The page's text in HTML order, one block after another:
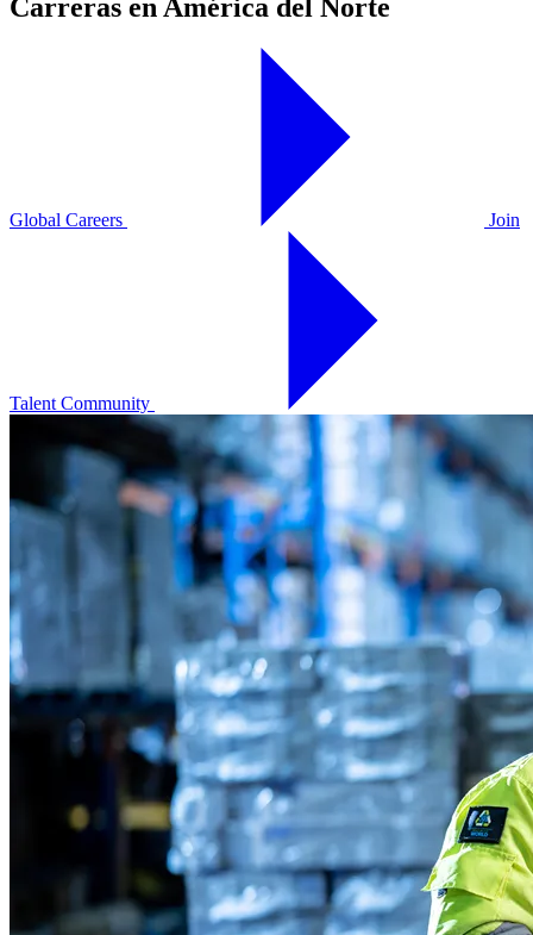
Carreras en América del Norte
Global Careers Join
Talent Community